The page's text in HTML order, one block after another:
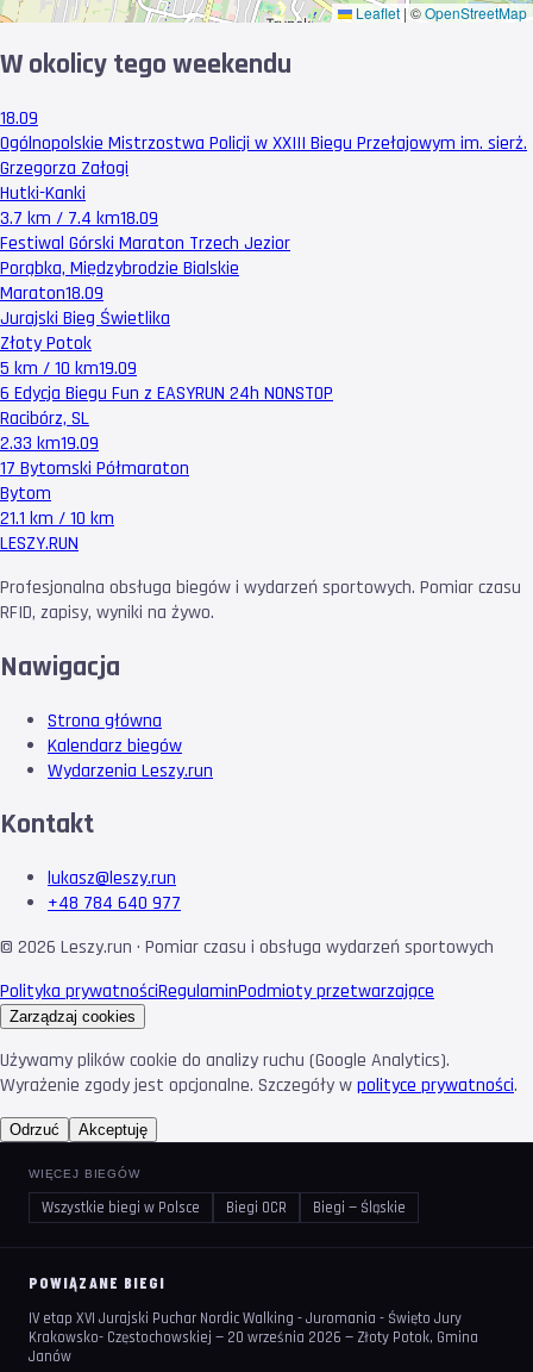
Leaflet | ©OpenStreetMap
W okolicy tego weekendu
18.09
Ogólnopolskie Mistrzostwa Policji w XXIII Biegu Przełajowym im. sierż.
Grzegorza Załogi
Hutki-Kanki
3.7 km / 7.4 km18.09
Festiwal Górski Maraton Trzech Jezior
Porąbka, Międzybrodzie Bialskie
Maraton18.09
Jurajski Bieg Świetlika
Złoty Potok
5 km / 10 km19.09
6 Edycja Biegu Fun z EASYRUN 24h NONSTOP
Racibórz, SL
2.33 km19.09
17 Bytomski Półmaraton
Bytom
21.1 km / 10 km
LESZY.RUN
Profesjonalna obsługa biegów i wydarzeń sportowych. Pomiar czasu
RFID, zapisy, wyniki na żywo.
Nawigacja
Strona główna
Kalendarz biegów
Wydarzenia Leszy.run
Kontakt
lukasz@leszy.run
+48 784 640 977
© 2026 Leszy.run · Pomiar czasu i obsługa wydarzeń sportowych
Polityka prywatnościRegulaminPodmioty przetwarzające
Zarządzaj cookies
Używamy plików cookie do analizy ruchu (Google Analytics).
Wyrażenie zgody jest opcjonalne. Szczegóły wpolityce prywatności.
Odrzuć Akceptuję
WIĘCEJ BIEGÓW
Wszystkie biegi w Polsce Biegi OCR Biegi — Śląskie
POWIĄZANE BIEGI
IV etap XVI Jurajski Puchar Nordic Walking - Juromania - Święto Jury
Krakowsko- Częstochowskiej — 20 września 2026 — Złoty Potok, Gmina
Janów